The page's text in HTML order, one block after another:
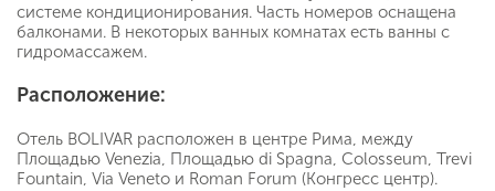
системе кондиционирования. Часть номеров оснащена
балконами. В некоторых ванных комнатах есть ванны с
гидромассажем.
Расположение:
Отель BOLIVAR расположен в центре Рима, между
Площадью Venezia, Площадью di Spagna, Colosseum, Trevi
Fountain, Via Veneto и Roman Forum (Конгресс центр).